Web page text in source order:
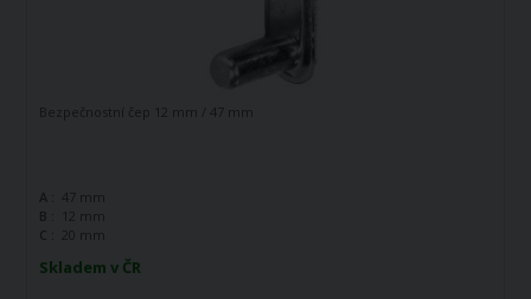
Skladem v ČR
Bezpečnostní čep 12 mm / 47 mm
A :
47 mm
B :
12 mm
C :
20 mm